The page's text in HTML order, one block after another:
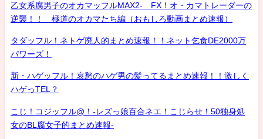
乙女系腐男子のオカマッフルMAX2- FX！オ・カマトレーダーの
逆襲！！ 極道のオカマたち編（おもしろ動画まとめ速報）
タダッフル！ネトゲ廃人的まとめ速報！！ネット乞食DE2000万
パワーズ！
新・ハゲッフル！哀愁のハゲ男の髪ってるまとめ速報！！激しく
ハゲっTEL？
こじ！コジッフル@！-レズっ娘百合ネエ！こじらせ！50独身処
女のBL腐女子的まとめ速報-